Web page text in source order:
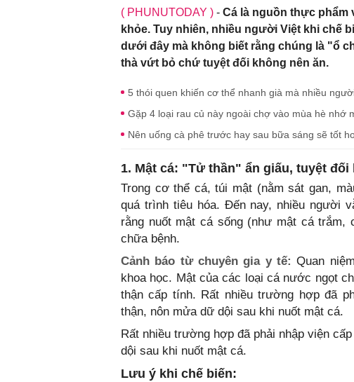
( PHUNUTODAY ) - Cá là nguồn thực phẩm
khỏe. Tuy nhiên, nhiều người Việt khi chế
dưới đây mà không biết rằng chúng là "ổ
thà vứt bỏ chứ tuyệt đối không nên ăn.
5 thói quen khiến cơ thể nhanh già mà nhiều
Gặp 4 loại rau củ này ngoài chợ vào mùa hè nhớ
Nên uống cà phê trước hay sau bữa sáng sẽ tốt
1. Mật cá: "Tử thần" ẩn giấu, tuyệt
Trong cơ thể cá, túi mật (nằm sát gan,
quá trình tiêu hóa. Đến nay, nhiều người
rằng nuốt mật cá sống (như mật cá
chữa bệnh.
Cảnh báo từ chuyên gia y tế: Quan
khoa học. Mật của các loại cá nước ngọt
thận cấp tính. Rất nhiều trường hợp đã
thận, nôn mửa dữ dội sau khi nuốt mật cá.
Rất nhiều trường hợp đã phải nhập viện
dội sau khi nuốt mật cá.
Lưu ý khi chế biến: